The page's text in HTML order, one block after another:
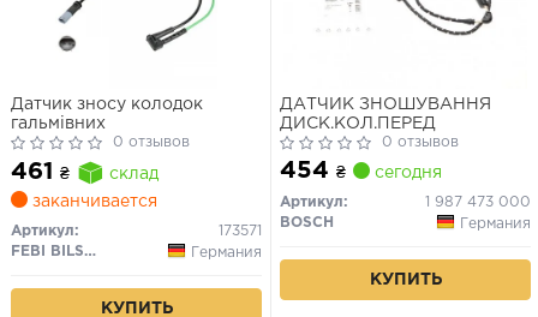
Датчик зносу колодок
гальмівних
0 отзывов
461 ₴
склад
заканчивается
Артикул:
173571
FEBI BILSTEIN
Германия
КУПИТЬ
ДАТЧИК ЗНОШУВАННЯ
ДИСК.КОЛ.ПЕРЕД
0 отзывов
454 ₴ сегодня
Артикул:
1 987 473 000
BOSCH
Германия
КУПИТЬ